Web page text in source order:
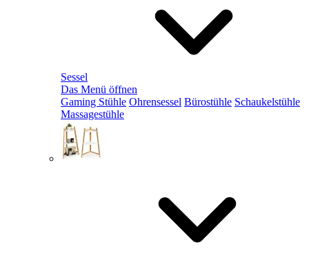
Sessel
Das Menü öffnen
Gaming Stühle Ohrensessel Bürostühle Schaukelstühle
Massagestühle